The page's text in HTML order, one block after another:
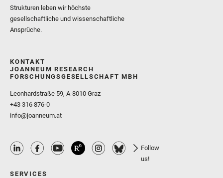
Strukturen leben wir höchste
gesellschaftliche und wissenschaftliche
Ansprüche.
KONTAKT
JOANNEUM RESEARCH
FORSCHUNGSGESELLSCHAFT MBH
Leonhardstraße 59, A-8010 Graz
+43 316 876-0
info@joanneum.at
Follow
us!
SERVICES